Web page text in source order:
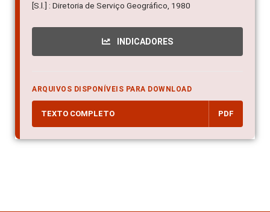
[S.l.] : Diretoria de Serviço Geográfico, 1980
INDICADORES
ARQUIVOS DISPONÍVEIS PARA DOWNLOAD
TEXTO COMPLETO PDF